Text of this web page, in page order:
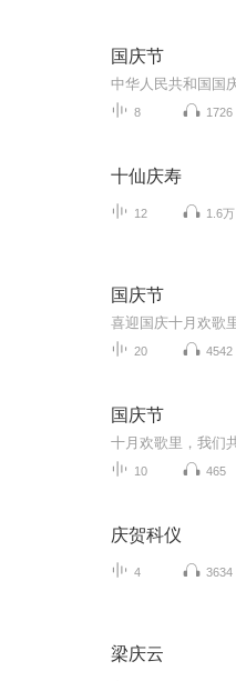
国庆节
8 1726
十仙庆寿
12 1.6万
国庆节
20 4542
国庆节
10 465
庆贺科仪
4 3634
梁庆云